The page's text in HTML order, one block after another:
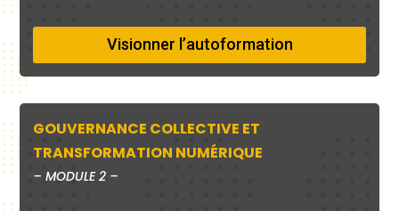
Visionner l’autoformation
GOUVERNANCE COLLECTIVE ET
TRANSFORMATION NUMÉRIQUE
–MODULE 2 –